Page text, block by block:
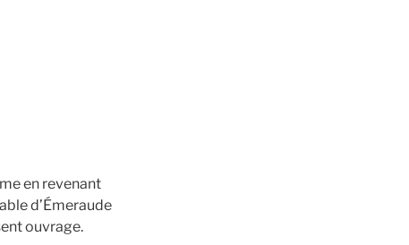
en revenant
d’Émeraude
ouvrage.